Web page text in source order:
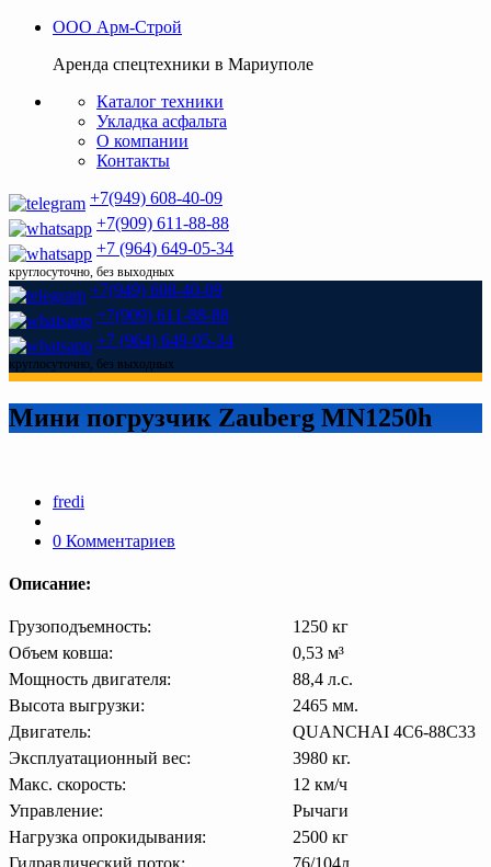
ООО Арм-Строй
Аренда спецтехники в Мариуполе
Каталог техники
Укладка асфальта
О компании
Контакты
+7(949) 608-40-09
+7(909) 611-88-88
+7 (964) 649-05-34
круглосуточно, без выходных
+7(949) 608-40-09
+7(909) 611-88-88
+7 (964) 649-05-34
круглосуточно, без выходных
Мини погрузчик Zauberg MN1250h
fredi
0 Комментариев
Описание:
Грузоподъемность:
1250 кг
Объем ковша:
0,53 м³
Мощность двигателя:
88,4 л.с.
Высота выгрузки:
2465 мм.
Двигатель:
QUANCHAI 4C6-88C33
Эксплуатационный вес:
3980 кг.
Макс. скорость:
12 км/ч
Управление:
Рычаги
Нагрузка опрокидывания:
2500 кг